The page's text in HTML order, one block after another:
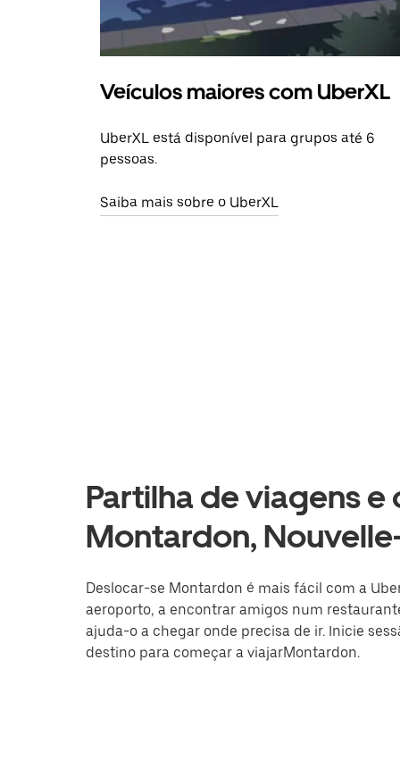
Veículos maiores com UberXL
UberXL está disponível para grupos até 6
pessoas.
Saiba mais sobre o UberXL
Partilha de viagens
Montardon,
Deslocar-se Montardon é mais fácil com a
aeroporto, a encontrar amigos num
ajuda-o a chegar onde precisa de ir. Inicie
destino para começar a viajarMontardon.